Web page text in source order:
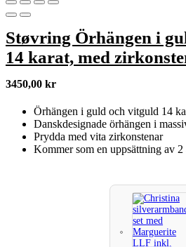
Støvring Örhängen i
14 karat, med
3450,00 kr
Örhängen i guld och vitguld 14
Danskdesignade örhängen i
Prydda med vita zirkonstenar
Kommer som en uppsättning av 2